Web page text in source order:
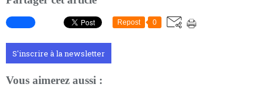
Repost 0
S'inscrire à la newsletter
Vous aimerez aussi :